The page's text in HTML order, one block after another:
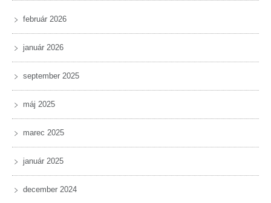
február 2026
január 2026
september 2025
máj 2025
marec 2025
január 2025
december 2024